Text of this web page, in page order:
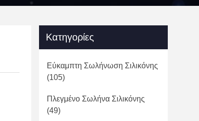
Κατηγορίες
Εύκαμπτη Σωλήνωση Σιλικόνης
(105)
Πλεγμένο Σωλήνα Σιλικόνης
(49)